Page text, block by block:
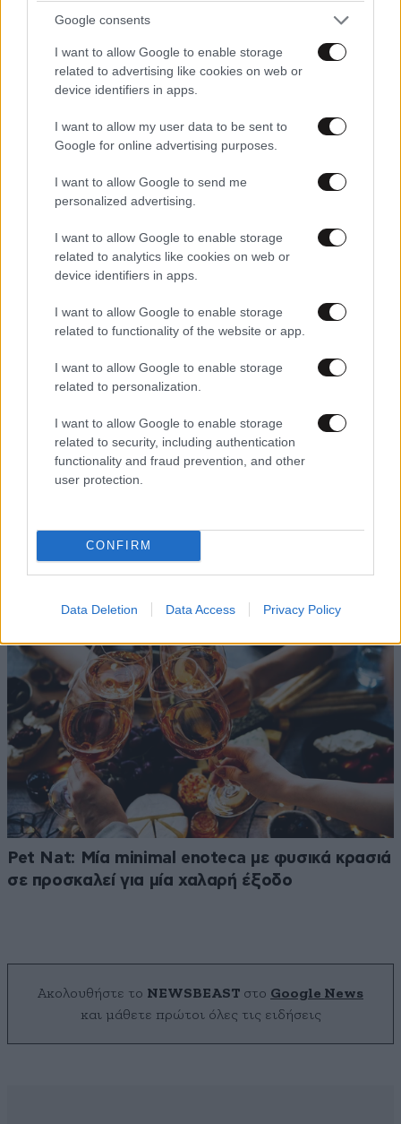
Google consents
I want to allow Google to enable storage
related to advertising like cookies on web or
device identifiers in apps.
I want to allow my user data to be sent to
Google for online advertising purposes.
I want to allow Google to send me
personalized advertising.
I want to allow Google to enable storage
related to analytics like cookies on web or
device identifiers in apps.
I want to allow Google to enable storage
related to functionality of the website or app.
I want to allow Google to enable storage
related to personalization.
I want to allow Google to enable storage
related to security, including authentication
functionality and fraud prevention, and other
user protection.
CONFIRM
Data Deletion Data Access Privacy Policy
Τα 5 καλύτερα παγωτατζίδικα στην Αθήνα για
Χατζηφραγκέτα the band: Μια μεγάλη συναυλία
στην Τεχνόπολη στις 10 Σεπτεμβρίου
Pet Nat: Μία minimal enoteca με φυσικά κρασιά
σε προσκαλεί για μία χαλαρή έξοδο
Ακολουθήστε το NEWSBEAST στο Google News
και μάθετε πρώτοι όλες τις ειδήσεις